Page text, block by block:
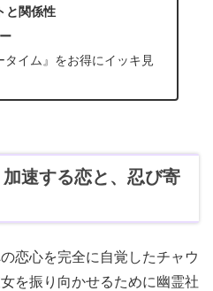
と関係性
タイム』をお得にイッキ見
速する恋と、忍び寄
恋心を完全に自覚したチャウ
を振り向かせるために幽霊社